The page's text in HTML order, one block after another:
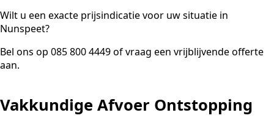
Wilt u een exacte prijsindicatie voor uw situatie in
Nunspeet?
Bel ons op 085 800 4449 of vraag een vrijblijvende offerte
aan.
Vakkundige Afvoer Ontstopping